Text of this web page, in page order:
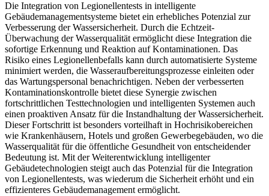
Die Integration von Legionellentests in intelligente
Gebäudemanagementsysteme bietet ein erhebliches Potenzial zur
Verbesserung der Wassersicherheit. Durch die Echtzeit-
Überwachung der Wasserqualität ermöglicht diese Integration die
sofortige Erkennung und Reaktion auf Kontaminationen. Das
Risiko eines Legionellenbefalls kann durch automatisierte Systeme
minimiert werden, die Wasseraufbereitungsprozesse einleiten oder
das Wartungspersonal benachrichtigen. Neben der verbesserten
Kontaminationskontrolle bietet diese Synergie zwischen
fortschrittlichen Testtechnologien und intelligenten Systemen auch
einen proaktiven Ansatz für die Instandhaltung der Wassersicherheit.
Dieser Fortschritt ist besonders vorteilhaft in Hochrisikobereichen
wie Krankenhäusern, Hotels und großen Gewerbegebäuden, wo die
Wasserqualität für die öffentliche Gesundheit von entscheidender
Bedeutung ist. Mit der Weiterentwicklung intelligenter
Gebäudetechnologien steigt auch das Potenzial für die Integration
von Legionellentests, was wiederum die Sicherheit erhöht und ein
effizienteres Gebäudemanagement ermöglicht.